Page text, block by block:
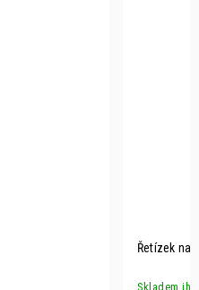
Řetízek na
Skladem